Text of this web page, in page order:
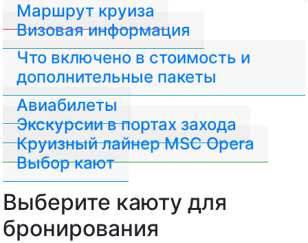
Маршрут круиза
Визовая информация
Авиабилеты
Что включено в стоимость и
дополнительные пакеты
Экскурсии в портах захода
Круизный лайнер MSC Opera
Выбор кают
Выберите каюту для
бронирования